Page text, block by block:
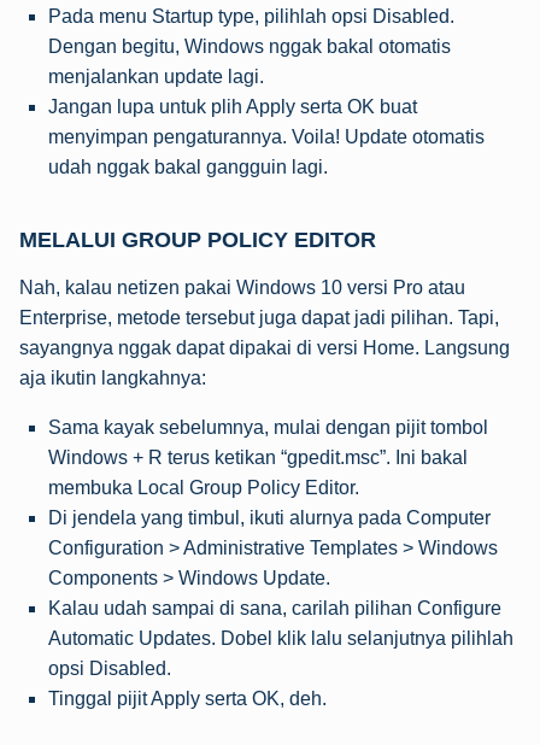
Pada menu Startup type, pilihlah opsi Disabled.
Dengan begitu, Windows nggak bakal otomatis
menjalankan update lagi.
Jangan lupa untuk plih Apply serta OK buat
menyimpan pengaturannya. Voila! Update otomatis
udah nggak bakal gangguin lagi.
MELALUI GROUP POLICY EDITOR
Nah, kalau netizen pakai Windows 10 versi Pro atau
Enterprise, metode tersebut juga dapat jadi pilihan. Tapi,
sayangnya nggak dapat dipakai di versi Home. Langsung
aja ikutin langkahnya:
Sama kayak sebelumnya, mulai dengan pijit tombol
Windows + R terus ketikan “gpedit.msc”. Ini bakal
membuka Local Group Policy Editor.
Di jendela yang timbul, ikuti alurnya pada Computer
Configuration > Administrative Templates > Windows
Components > Windows Update.
Kalau udah sampai di sana, carilah pilihan Configure
Automatic Updates. Dobel klik lalu selanjutnya pilihlah
opsi Disabled.
Tinggal pijit Apply serta OK, deh.